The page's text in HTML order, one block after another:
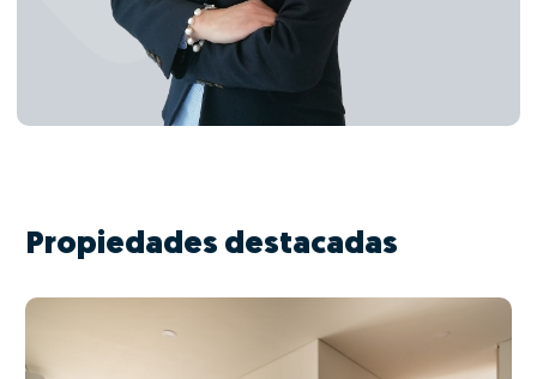
Propiedades destacadas